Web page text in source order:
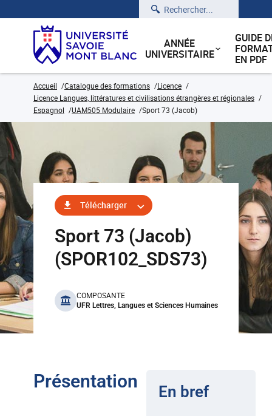
Rechercher
ANNÉE
UNIVERSITAIRE
GUIDE
EN PDF
Accueil Catalogue des formations
Licence
Licence Langues, littératures et civilisations étrangères et régionales
Espagnol
UAM505 Modulaire Sport 73 (Jacob)
Télécharger
Sport 73 (Jacob)
(SPOR102_SDS73)
benefits
COMPOSANTE
UFR Lettres, Langues et Sciences Humaines
Présentation En bref